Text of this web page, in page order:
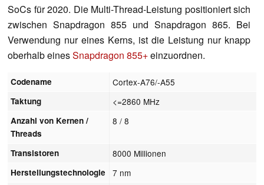
SoCs für 2020. Die Multi-Thread-Leistung positioniert sich
zwischen Snapdragon 855 und Snapdragon 865. Bei
Verwendung nur eines Kerns, ist die Leistung nur knapp
oberhalb einesSnapdragon 855+einzuordnen.
Codename Cortex-A76/-A55
Taktung <=2860 MHz
Anzahl von Kernen /
Threads
8 / 8
Transistoren 8000 Millionen
Herstellungstechnologie 7 nm